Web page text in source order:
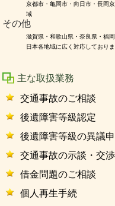
京都市・亀岡市・向日市・長岡
域
その他
滋賀県・和歌山県・奈良県・福
日本各地域に広く対応しておりま
主な取扱業務
交通事故のご相談
後遺障害等級認定
後遺障害等級の異議
交通事故の示談・交
借金問題のご相談
個人再生手続